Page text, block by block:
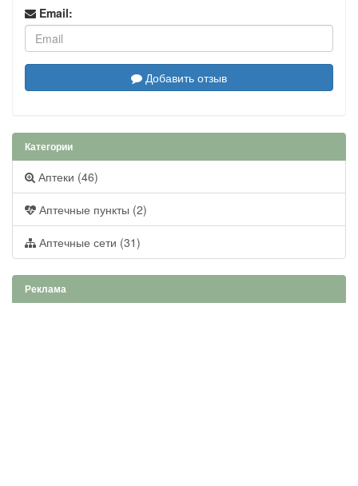
Email:
Добавить отзыв
Категории
Аптеки (46)
Аптечные пункты (2)
Аптечные сети (31)
Реклама